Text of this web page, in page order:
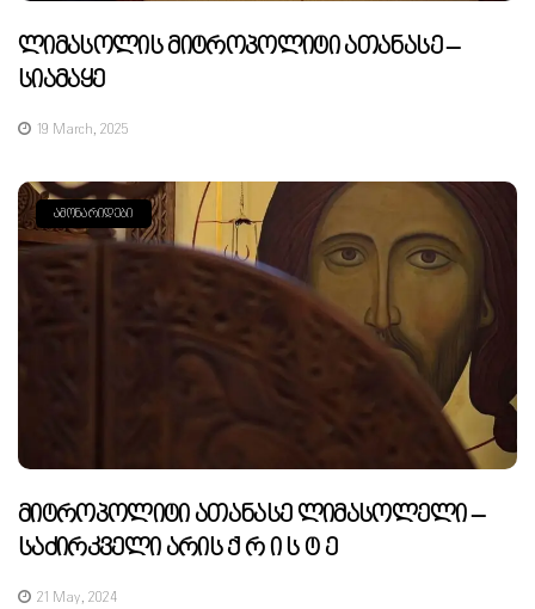
Ლიმასოლის Მიტროპოლიტი Ათანასე –
Სიამაყე
19 March, 2025
ᲐᲛᲝᲜᲐᲠᲘᲓᲔᲑᲘ
Მიტროპოლიტი Ათანასე Ლიმასოლელი –
Საძირკველი Არის Ქ Რ Ი Ს Ტ Ე
21 May, 2024